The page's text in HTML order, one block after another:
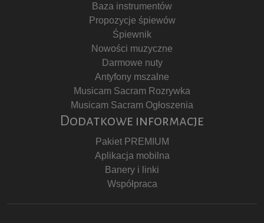
Baza instrumentów
Propozycje śpiewów
Śpiewnik
Nowości muzyczne
Darmowe nuty
Antyfony mszalne
Musicam Sacram Rozrywka
Musicam Sacram Ogłoszenia
Dodatkowe informacje
Pakiet PREMIUM
Aplikacja mobilna
Banery i linki
Współpraca